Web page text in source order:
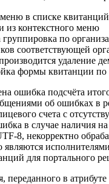
в списке квитанций
из контекстного меню
по
соответствующей
удаление
формы квитанции
ошибка подсчёта
об ошибках в
счета с
в случае наличия
8, некорректно
для портального
в атрибуте